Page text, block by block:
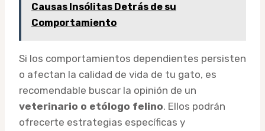
Causas Insólitas Detrás de su
Comportamiento
Si los comportamientos dependientes persisten
o afectan la calidad de vida de tu gato, es
recomendable buscar la opinión de un
veterinario o etólogo felino. Ellos podrán
ofrecerte estrategias específicas y